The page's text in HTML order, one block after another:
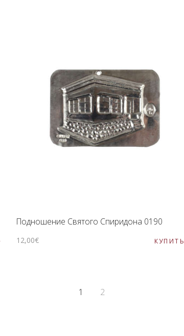
Подношение Святого Спиридона 0190
12,00€ КУПИТЬ
1 2